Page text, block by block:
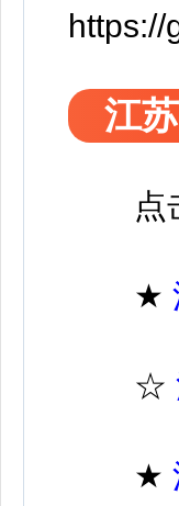
https://
江
点
★
☆
★